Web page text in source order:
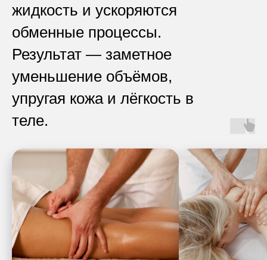
жидкость и ускоряются
обменные процессы.
Результат — заметное
уменьшение объёмов,
упругая кожа и лёгкость в
теле.